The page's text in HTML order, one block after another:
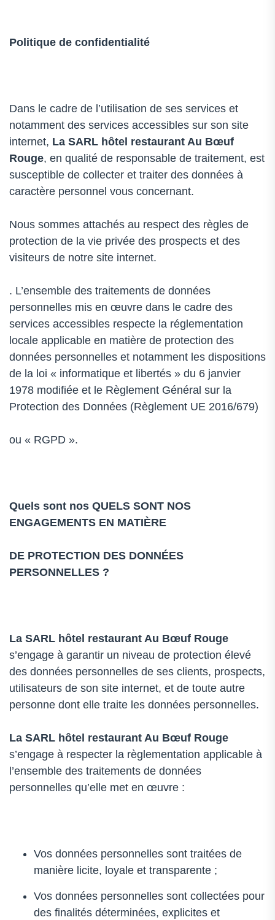
Politique de confidentialité
Dans le cadre de l’utilisation de ses services et
notamment des services accessibles sur son site
internet, La SARL hôtel restaurant Au Bœuf
Rouge, en qualité de responsable de traitement, est
susceptible de collecter et traiter des données à
caractère personnel vous concernant.
Nous sommes attachés au respect des règles de
protection de la vie privée des prospects et des
visiteurs de notre site internet.
. L’ensemble des traitements de données
personnelles mis en œuvre dans le cadre des
services accessibles respecte la réglementation
locale applicable en matière de protection des
données personnelles et notamment les dispositions
de la loi « informatique et libertés » du 6 janvier
1978 modifiée et le Règlement Général sur la
Protection des Données (Règlement UE 2016/679)
ou « RGPD ».
Quels sont nos QUELS SONT NOS
ENGAGEMENTS EN MATIÈRE
DE PROTECTION DES DONNÉES
PERSONNELLES ?
La SARL hôtel restaurant Au Bœuf Rouge
s’engage à garantir un niveau de protection élevé
des données personnelles de ses clients, prospects,
utilisateurs de son site internet, et de toute autre
personne dont elle traite les données personnelles.
La SARL hôtel restaurant Au Bœuf Rouge
s’engage à respecter la règlementation applicable à
l’ensemble des traitements de données
personnelles qu’elle met en œuvre :
Vos données personnelles sont traitées de
manière licite, loyale et transparente ;
Vos données personnelles sont collectées pour
des finalités déterminées, explicites et